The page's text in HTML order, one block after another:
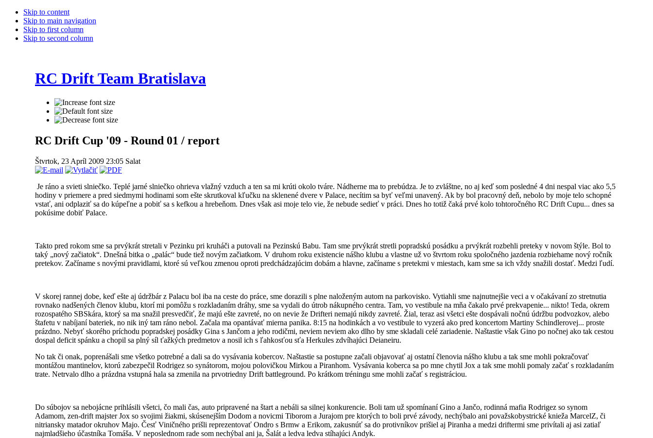
Skip to content
Skip to main navigation
Skip to first column
Skip to second column
RC Drift Team Bratislava
RC Drift Cup '09 - Round 01 / report
Štvrtok, 23 Apríl 2009 23:05 Salat
Je ráno a svieti slniečko. Teplé jarné slniečko ohrieva vlažný vzduch a ten sa mi krúti okolo tváre. Nádherne ma to prebúdza. Je to zvláštne, no aj keď som posledné 4 dni nespal viac ako 5,5
hodiny v priemere a pred siedmymi hodinami som ešte skrutkoval kľučku na sklenené dvere v Palace, necítim sa byť veľmi unavený. Ak by bol pracovný deň, nebolo by moje telo schopné
vstať, ani odplaziť sa do kúpeľne a pobiť sa s kefkou a hrebeňom. Dnes však asi moje telo vie, že nebude sedieť v práci. Dnes ho totiž čaká prvé kolo tohtoročného RC Drift Cupu... dnes sa
pokúsime dobiť Palace.
Takto pred rokom sme sa prvýkrát stretali v Pezinku pri kruháči a putovali na Pezinskú Babu. Tam sme prvýkrát stretli popradskú posádku a prvýkrát rozbehli preteky v novom štýle. Bol to
taký „nový začiatok“. Dnešná bitka o „palác“ bude tiež novým začiatkom. V druhom roku existencie nášho klubu a vlastne už vo štvrtom roku spoločného jazdenia rozbiehame nový ročník
pretekov. Začíname s novými pravidlami, ktoré sú veľkou zmenou oproti predchádzajúcim dobám a hlavne, začíname s pretekmi v miestach, kam sme sa ich vždy snažili dostať. Medzi ľudí.
V skorej rannej dobe, keď ešte aj údržbár z Palacu bol iba na ceste do práce, sme dorazili s plne naloženým autom na parkovisko. Vytiahli sme najnutnejšie veci a v očakávaní zo stretnutia
rovnako nadšených členov klubu, ktorí mi pomôžu s rozkladaním dráhy, sme sa vydali do útrob nákupného centra. Tam, vo vestibule na mňa čakalo prvé prekvapenie... nikto! Teda, okrem
rozospatého SBSkára, ktorý sa ma snažil presvedčiť, že majú ešte zavreté, no on nevie že Drifteri nemajú nikdy zavreté. Žial, teraz asi všetci ešte dospávali nočnú údržbu podvozkov, alebo
štafetu v nabíjaní bateriek, no nik iný tam ráno nebol. Začala ma opantávať mierna panika. 8:15 na hodinkách a vo vestibule to vyzerá ako pred koncertom Martiny Schindlerovej... proste
prázdno. Nebyť skorého príchodu popradskej posádky Gina s Jančom a jeho rodičmi, neviem neviem ako dlho by sme skladali celé zariadenie. Naštastie však Gino po nočnej ako tak cestou
dospal deficit spánku a chopil sa plný síl ťažkých predmetov a nosil ich s ľahkosťou sťa Herkules zdvíhajúci Deianeiru.
No tak či onak, poprenášali sme všetko potrebné a dali sa do vysávania kobercov. Naštastie sa postupne začali objavovať aj ostatní členovia nášho klubu a tak sme mohli pokračovať
montážou mantinelov, ktorú zabezpečil Rodrigez so synátorom, mojou polovičkou Mirkou a Piranhom. Vysávania koberca sa po mne chytil Jox a tak sme mohli pomaly začať s rozkladaním
trate. Netrvalo dlho a prázdna vstupná hala sa zmenila na prvotriedny Drift battleground. Po krátkom tréningu sme mohli začať s registráciou.
Do súbojov sa nebojácne prihlásili všetci, čo mali čas, auto pripravené na štart a nebáli sa silnej konkurencie. Boli tam už spomínaní Gino a Jančo, rodinná mafia Rodrigez so synom
Adamom, zen-drift majster Jox so svojimi žiakmi, skúsenejším Dodom a novicmi Tiborom a Jurajom pre ktorých to boli prvé závody, nechýbalo ani považskobystrické knieža MarcelZ, či
nitriansky matador okruhov Majo. Česť Viničného prišli reprezentovať Ondro s Brmw a Erikom, zakusnúť sa do protivníkov prišiel aj Piranha a medzi driftermi sme privítali aj asi zatiaľ
najmladšieho účastníka Tomáša. V neposlednom rade som nechýbal ani ja, Šalát a ledva ledva stíhajúci Andyk.